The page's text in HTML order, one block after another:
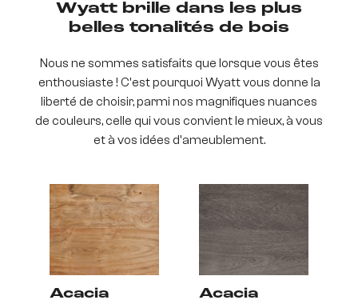
Wyatt brille dans les plus
belles tonalités de bois
Nous ne sommes satisfaits que lorsque vous êtes
enthousiaste ! C'est pourquoi Wyatt vous donne la
liberté de choisir, parmi nos magnifiques nuances
de couleurs, celle qui vous convient le mieux, à vous
et à vos idées d'ameublement.
Acacia
Acacia